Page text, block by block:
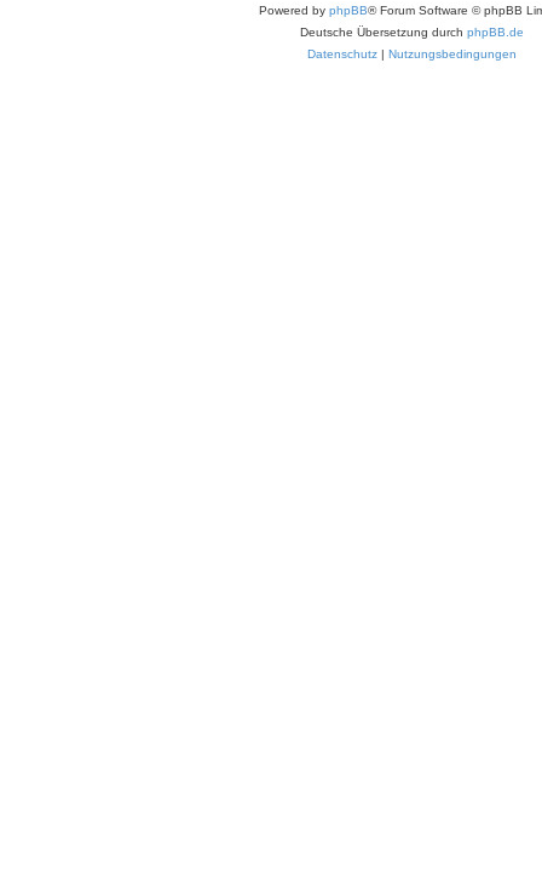
Powered by phpBB® Forum Software © phpBB
Deutsche Übersetzung durch phpBB.de
Datenschutz | Nutzungsbedingungen